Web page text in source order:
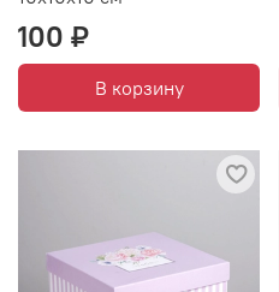
100 ₽
В корзину